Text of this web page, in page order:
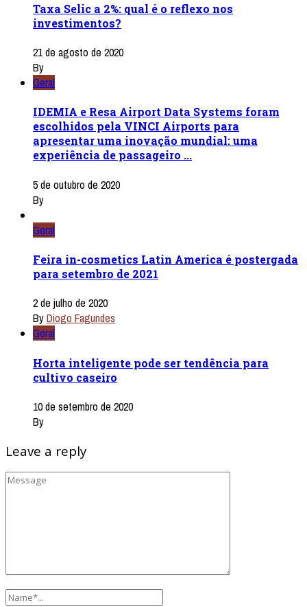
Taxa Selic a 2%: qual é o reflexo nos
investimentos?
21 de agosto de 2020
By
Geral
IDEMIA e Resa Airport Data Systems foram
escolhidos pela VINCI Airports para
apresentar uma inovação mundial: uma
experiência de passageiro ...
5 de outubro de 2020
By
Geral
Feira in-cosmetics Latin America é postergada
para setembro de 2021
2 de julho de 2020
ByDiogo Fagundes
Geral
Horta inteligente pode ser tendência para
cultivo caseiro
10 de setembro de 2020
By
Leave a reply